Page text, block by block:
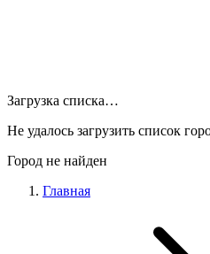
Загрузка списка…
Не удалось загрузить список
Город не найден
Главная